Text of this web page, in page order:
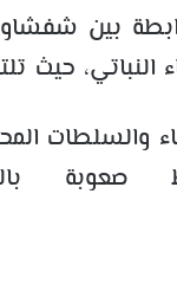
بين
حيث
والسلطات
صعوبة